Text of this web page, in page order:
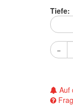
Tiefe:
−
Auf